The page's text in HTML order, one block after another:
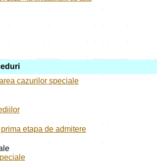
cazurilor speciale
etapa de admitere